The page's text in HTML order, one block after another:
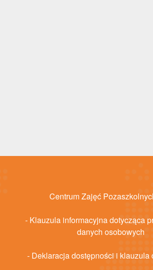
Centrum Zajęć
- Klauzula informacyjna dotycząca
danych osobowych
- Deklaracja dostępności i klauzula